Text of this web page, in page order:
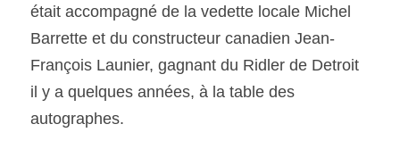
était accompagné de la vedette locale Michel
Barrette et du constructeur canadien Jean-
François Launier, gagnant du Ridler de Detroit
il y a quelques années, à la table des
autographes.